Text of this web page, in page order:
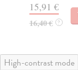
15,91 €
16,40 € ?
High-contrast mode